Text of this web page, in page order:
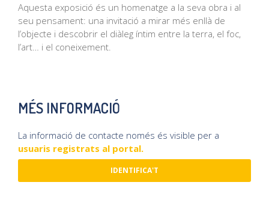
Aquesta exposició és un homenatge a la seva obra i al
seu pensament: una invitació a mirar més enllà de
l’objecte i descobrir el diàleg íntim entre la terra, el foc,
l’art… i el coneixement.
MÉS INFORMACIÓ
La informació de contacte només és visible per a
usuaris registrats al portal.
IDENTIFICA'T